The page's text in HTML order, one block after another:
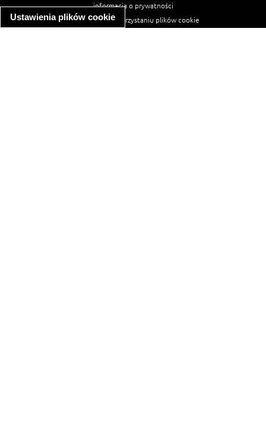
Ustawienia plików cookie
informacja o prywatności
informacja o wykorzystaniu plików cookie